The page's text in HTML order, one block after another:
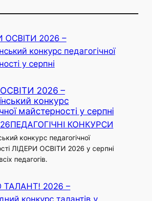
2026 –
конкурс
майстерності у серпні
ПЕДАГОГІЧНІ КОНКУРСИ
конкурс педагогічної
ЛІДЕРИ ОСВІТИ 2026 у серпні
педагогів.